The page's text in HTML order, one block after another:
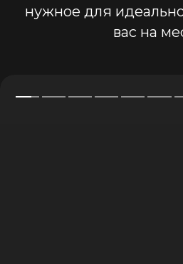
нужное для
вас на